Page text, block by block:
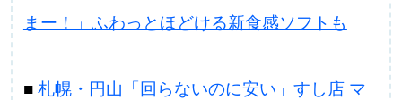
まー！」ふわっとほどける新食感ソフトも
■ 札幌・円山「回らないのに安い」すし店 マ